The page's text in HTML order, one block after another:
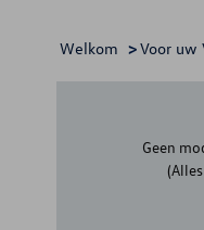
Welkom >Voor uw
Geen
(Alles